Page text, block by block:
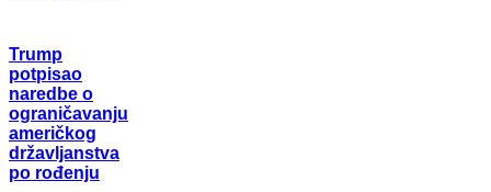
Trump
potpisao
naredbe o
ograničavanju
američkog
državljanstva
po rođenju